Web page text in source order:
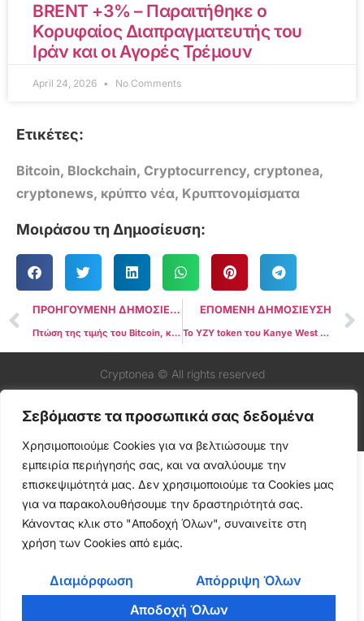
Σεβόμαστε τα προσωπικά σας δεδομένα
Χρησιμοποιούμε Cookies για να βελτιώσουμε την
εμπειρία περιήγησής σας, και να αναλύουμε την
επισκεψιμότητά μας. Δεν χρησιμοποιούμε τα Cookies μας
για να παρακολουθήσουμε την δραστηριότητά σας.
Κάνοντας κλικ στο "Αποδοχή Όλων", συναινείτε στη
χρήση των Cookies από εμάς.
Διαμόρφωση
Απόρριψη Όλων
Αποδοχή Όλων
BRENT +3% – Παραιτήθηκε ο
Κορυφαίος Διαπραγματευτής του
Ιράν και οι Αγορές Τρέμουν
April 24, 2026 No Comments
Ετικέτες:
Bitcoin, Blockchain, Cryptocurrency, cryptonea,
cryptonews, κρύπτο νέα, Κρυπτονομίσματα
Μοιράσου τη Δημοσίευση:
ΠΡΟΗΓΟΥΜΕΝΗ ΔΗΜΟΣΙΕΥΣΗ
Πτώση της τιμής του Bitcoin, καθώς οι αγορές αγνοούν την εμπορική συμφωνία ΗΠΑ-ΕΕ
ΕΠΟΜΕΝΗ ΔΗΜΟΣΙΕΥΣΗ
Το YZY token του Kanye West εκτοξεύτηκε στα 3 δισεκατομμύρια δολάρια πριν καταρρεύσει εν μέσω φόβων από εσωτερικούς παράγοντες
Cryptonea © All rights reserved